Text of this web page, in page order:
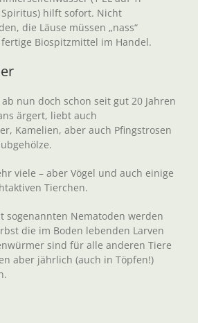
Spiritus) hilft sofort. Nicht
die Läuse müssen „nass“
Biospitzmittel im Handel.
nun doch schon seit gut 20 Jahren
ärgert, liebt auch
Kamelien, aber auch Pfingstrosen
viele – aber Vögel und auch einige
Tierchen.
sogenannten Nematoden werden
die im Boden lebenden Larven
sind für alle anderen Tiere
aber jährlich (auch in Töpfen!)